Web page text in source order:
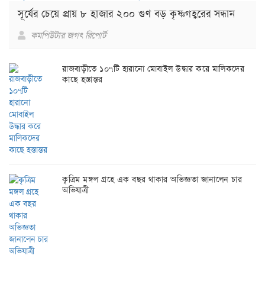
সূর্যের চেয়ে প্রায় ৮ হাজার ২০০ গুণ বড় কৃষ্ণগহ্বরের সন্ধান
কমপিউটার জগৎ রিপোর্ট
রাজবাড়ীতে ১০৭টি হারানো মোবাইল উদ্ধার করে মালিকদের
কাছে হস্তান্তর
কৃত্রিম মঙ্গল গ্রহে এক বছর থাকার অভিজ্ঞতা জানালেন চার
অভিযাত্রী